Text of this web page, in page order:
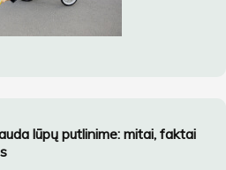
lūpų putlinime: mitai, faktai